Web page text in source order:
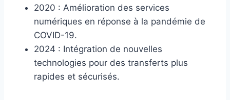
2020 : Amélioration des services
numériques en réponse à la pandémie de
COVID-19.
2024 : Intégration de nouvelles
technologies pour des transferts plus
rapides et sécurisés.